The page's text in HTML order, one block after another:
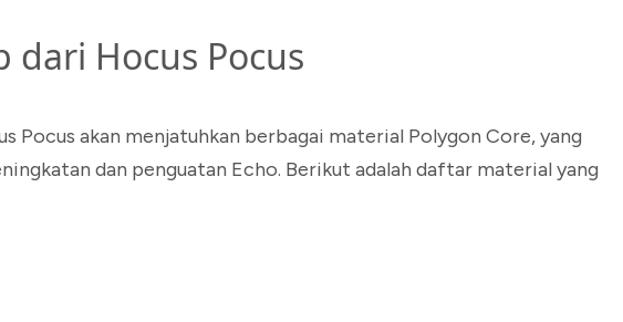
dari Hocus Pocus
Pocus akan menjatuhkan berbagai material Polygon Core, yang
dan penguatan Echo. Berikut adalah daftar material yang